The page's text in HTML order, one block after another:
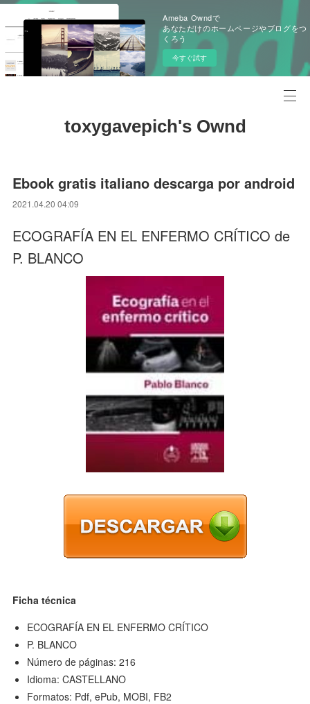
Ameba Owndで
あなただけのホームページやブログをつ
くろう
今すぐ試す
toxygavepich's Ownd
Ebook gratis italiano descarga por android
2021.04.20 04:09
ECOGRAFÍA EN EL ENFERMO CRÍTICO de
P. BLANCO
Ficha técnica
ECOGRAFÍA EN EL ENFERMO CRÍTICO
P. BLANCO
Número de páginas: 216
Idioma: CASTELLANO
Formatos: Pdf, ePub, MOBI, FB2